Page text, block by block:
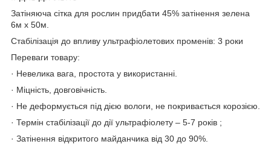
Затіняюча сітка для рослин придбати 45% затінення зелена
6м х 50м.
Стабілізація до впливу ультрафіолетових променів: 3 роки
Переваги товару:
· Невелика вага, простота у використанні.
· Міцність, довговічність.
· Не деформується під дією вологи, не покривається корозією.
· Термін стабілізації до дії ультрафіолету – 5-7 років ;
· Затінення відкритого майданчика від 30 до 90%.